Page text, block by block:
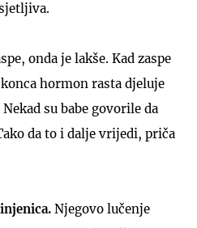
onda je lakše. Kad zaspe
hormon rasta djeluje
su babe govorile da
da to i dalje vrijedi, priča
Njegovo lučenje